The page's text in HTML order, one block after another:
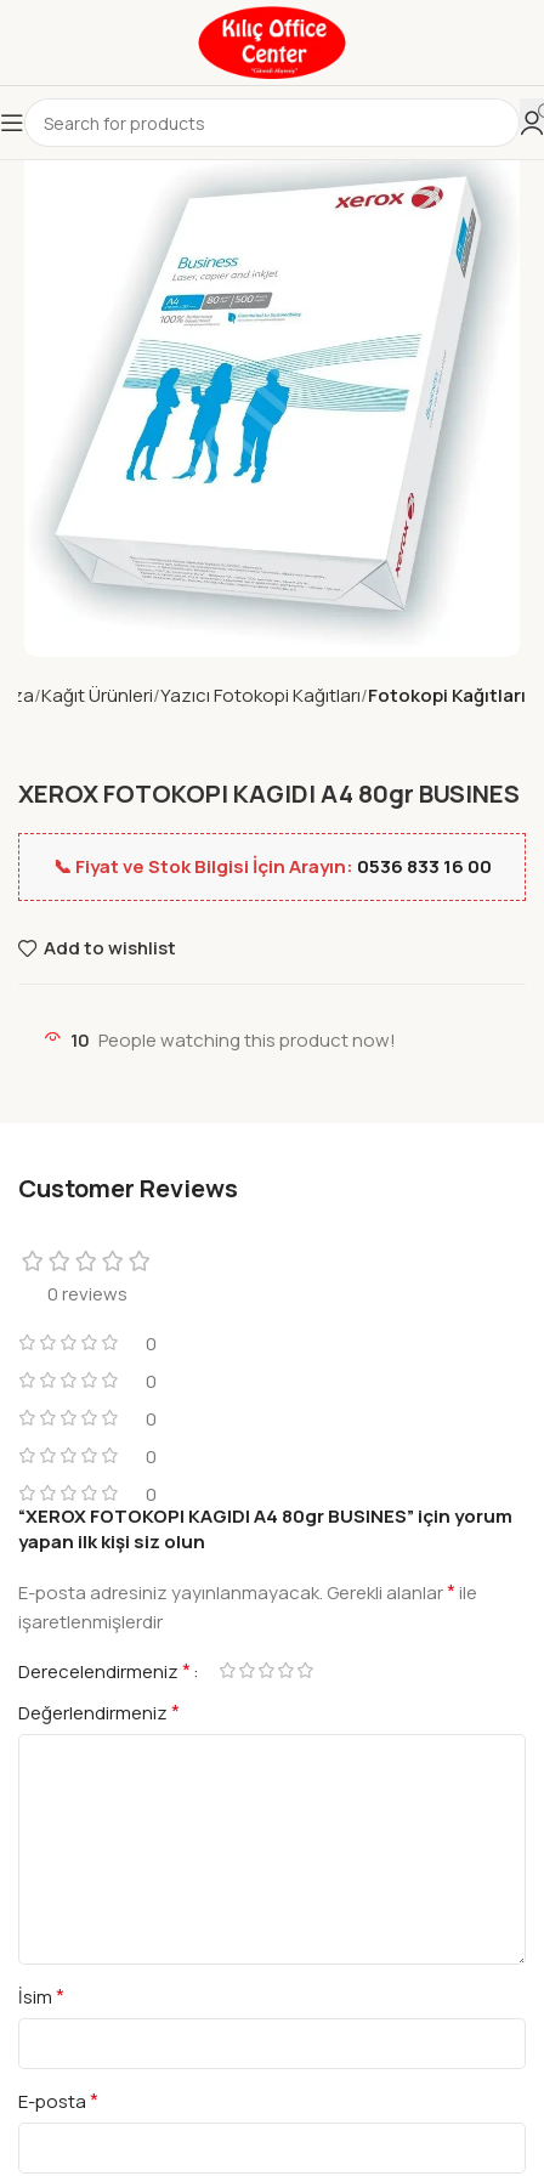
Kağıt Ürünleri Yazıcı Fotokopi Kağıtları Fotokopi Kağıtları
XEROX FOTOKOPI KAGIDI A4 80gr BUSINES
📞 Fiyat ve Stok Bilgisi İçin Arayın: 0536 833 16 00
Add to wishlist
10 People watching this product now!
Customer Reviews
0 reviews
0
0
0
0
0
“XEROX FOTOKOPI KAGIDI A4 80gr BUSINES” için yorum
yapan ilk kişi siz olun
E-posta adresiniz yayınlanmayacak. Gerekli alanlar*ile
işaretlenmişlerdir
Derecelendirmeniz*
Değerlendirmeniz*
İsim*
E-posta*